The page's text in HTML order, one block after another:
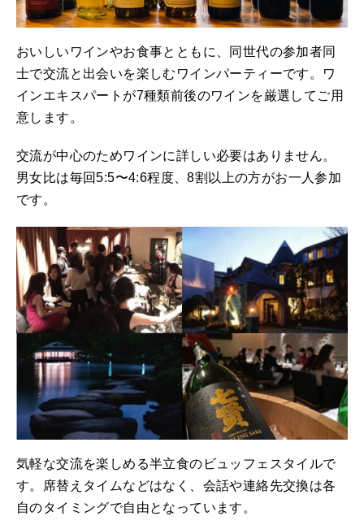
おいしいワインやお食事とともに、同世代の参加者同
士で交流と出会いを楽しむワインパーティーです。ワ
インエキスパートが7種類前後のワインを厳選してご用
意します。
交流が中心のためワインに詳しい必要はありません。
男女比は毎回5:5〜4:6程度、8割以上の方がお一人参加
です。
気軽な交流を楽しめる半立食のビュッフェスタイルで
す。席替えタイムなどはなく、会話や連絡先交換は各
自のタイミングで自由となっています。